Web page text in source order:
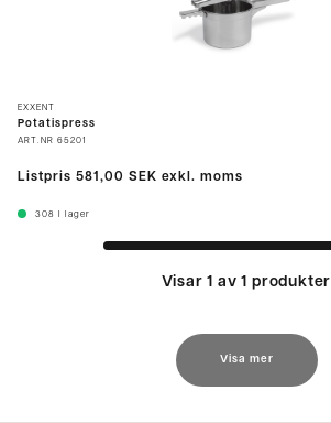
EXXENT
Potatispress
ART.NR 65201
Listpris 581,00 SEK exkl. moms
308 I lager
Visar 1 av 1 produkter
Visa mer